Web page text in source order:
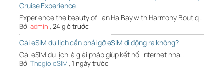
Cruise Experience
Experience the beauty of Lan Ha Bay with Harmony Boutiq…
Bởi admin , 24 giờ trước
Cài eSIM du lịch cần phải gỡ eSIM di động ra không?
Cài eSIM du lịch là giải pháp giúp kết nối Internet nha…
Bởi ThegioieSIM,1 ngày trước